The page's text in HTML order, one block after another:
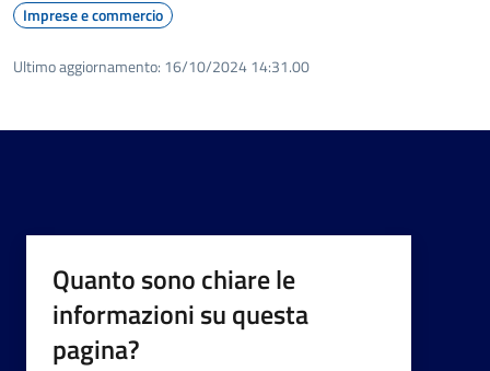
Imprese e commercio
Ultimo aggiornamento: 16/10/2024 14:31.00
Quanto sono chiare le
informazioni su questa
pagina?